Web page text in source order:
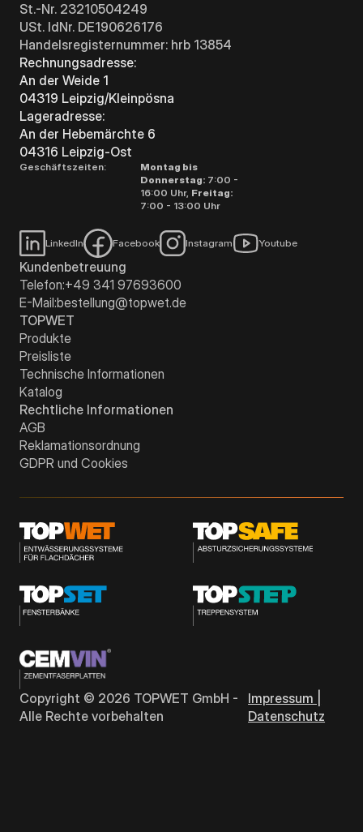
St.-Nr. 23210504249
USt. IdNr. DE190626176
Handelsregisternummer: hrb 13854
Rechnungsadresse:
An der Weide 1
04319 Leipzig/Kleinpösna
Lageradresse:
An der Hebemärchte 6
04316 Leipzig-Ost
Geschäftszeiten:
Montag bis
Donnerstag: 7:00 -
16:00 Uhr, Freitag:
7:00 - 13:00 Uhr
LinkedIn Facebook Instagram Youtube
Kundenbetreuung
Telefon:+49 341 97693600
E-Mail:bestellung@topwet.de
TOPWET
Produkte
Preisliste
Technische Informationen
Katalog
Rechtliche Informationen
AGB
Reklamationsordnung
GDPR und Cookies
Copyright © 2026 TOPWET GmbH -
Alle Rechte vorbehalten
Impressum |
Datenschutz